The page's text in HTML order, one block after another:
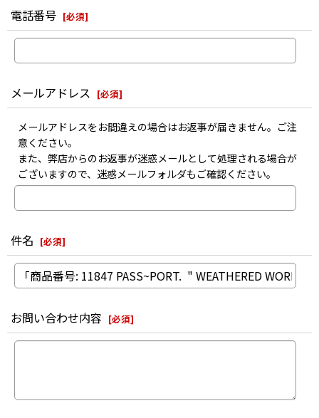
電話番号 [必須]
メールアドレス [必須]
メールアドレスをお間違えの場合はお返事が届きません。ご注
意ください。
また、弊店からのお返事が迷惑メールとして処理される場合が
ございますので、迷惑メールフォルダもご確認ください。
件名 [必須]
お問い合わせ内容 [必須]